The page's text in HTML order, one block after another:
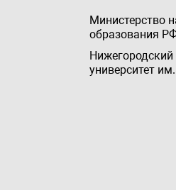
Министерство
образования
Нижегородский
университет